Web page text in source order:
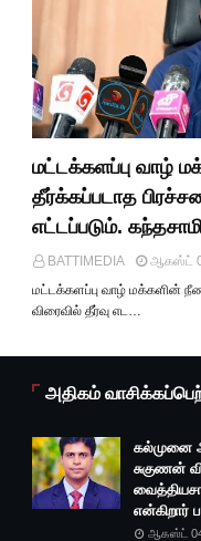
மட்டக்களப்பு வாழ்
தீர்க்கப்படாத
எட்டப்படும். கந்தசாமி
BATTIMEDIA
ஆகஸ்ட்
மட்டக்களப்பு வாழ் மக்களின்
விரைவில் தீர்வு எட…
அதிகம்
கல்முனை
சுகுணன்
என்கிறார்
ஆகஸ்ட்